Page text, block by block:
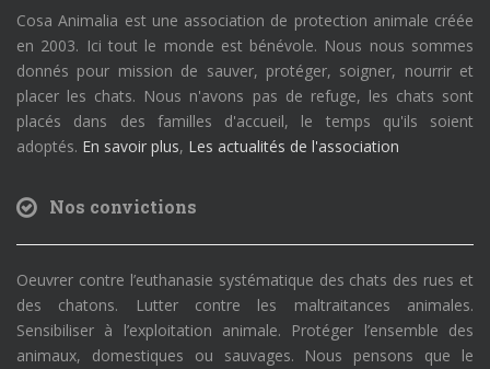
Cosa Animalia est une association de protection animale créée
en 2003. Ici tout le monde est bénévole. Nous nous sommes
donnés pour mission de sauver, protéger, soigner, nourrir et
placer les chats. Nous n'avons pas de refuge, les chats sont
placés dans des familles d'accueil, le temps qu'ils soient
adoptés. En savoir plus, Les actualités de l'association
Nos convictions
Oeuvrer contre l’euthanasie systématique des chats des rues et
des chatons. Lutter contre les maltraitances animales.
Sensibiliser à l’exploitation animale. Protéger l’ensemble des
animaux, domestiques ou sauvages. Nous pensons que le